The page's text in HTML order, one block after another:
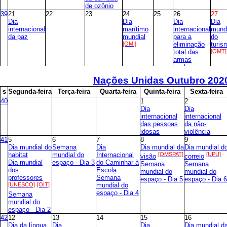
de ozônio
3921
Dia
internacional
da paz
22 23
24
Dia
marítimo
mundial
[OMI]
25
26
Dia
internacional
para a
eliminação
total das
armas
nucleares
27
Dia
do
[OMT]
da raiva
[OMSPAT]
do coração
[OMSPAT]
Nações Unidas Outubro
s Segunda-feira Terça-feira Quarta-feira Quinta-feira Sexta-feira
40
1
Dia
internacional
das pessoas
idosas
2
Dia
internacional
da não-
violência
415
Dia mundial do
habitat
Dia mundial
dos
professores
[UNESCO] [OIT]
Semana
mundial do
espaço - Dia 2
6
Semana
mundial do
espaço - Dia 3
7
Dia
Internacional
do Caminhar à
Escola
Semana
mundial do
espaço - Dia 4
8
Dia mundial da
visão [OMSPAT]
Semana
mundial do
espaço - Dia 5
9
Dia mundial
correio [UPU]
Semana
mundial do
espaço - Dia 6
4212
Dia da língua
13
Dia
14
15
Dia
16
Dia mundial